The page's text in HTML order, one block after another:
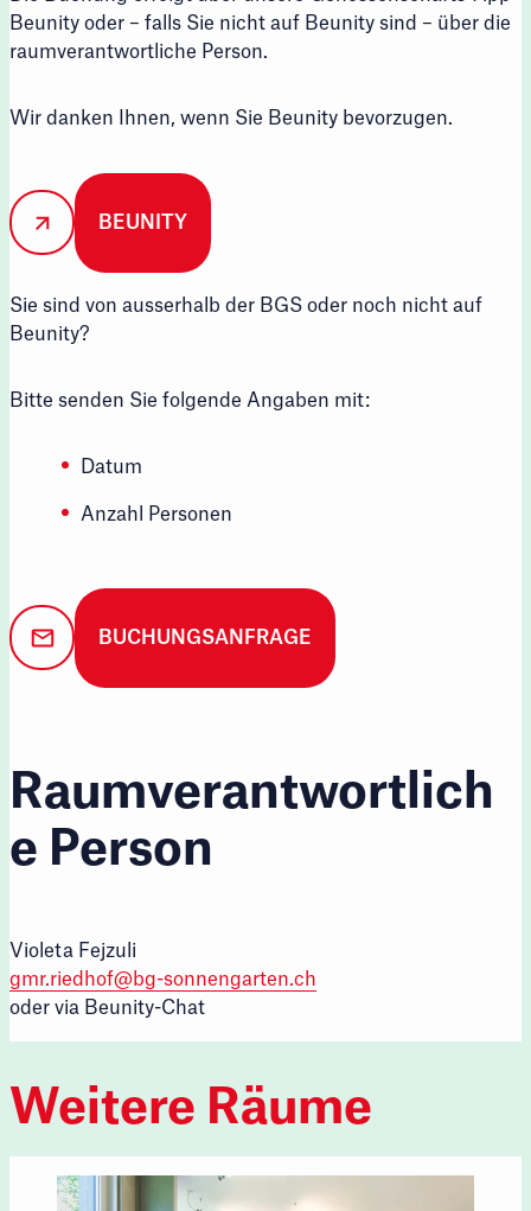
Beunity oder – falls Sie nicht auf Beunity sind – über die
raumverantwortliche Person.
Wir danken Ihnen, wenn Sie Beunity bevorzugen.
BEUNITY
Sie sind von ausserhalb der BGS oder noch nicht auf
Beunity?
Bitte senden Sie folgende Angaben mit:
Datum
Anzahl Personen
BUCHUNGSANFRAGE
Raumverantwortlich
e Person
Violeta Fejzuli
gmr.riedhof@bg-sonnengarten.ch
oder via Beunity-Chat
Weitere Räume